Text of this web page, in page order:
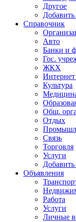
Другое
Справочник
Авто
Банки и
Гос.
ЖКХ
Культура
Общ.
Отдых
Связь
Торговля
Услуги
Объявления
Работа
Услуги
Личные